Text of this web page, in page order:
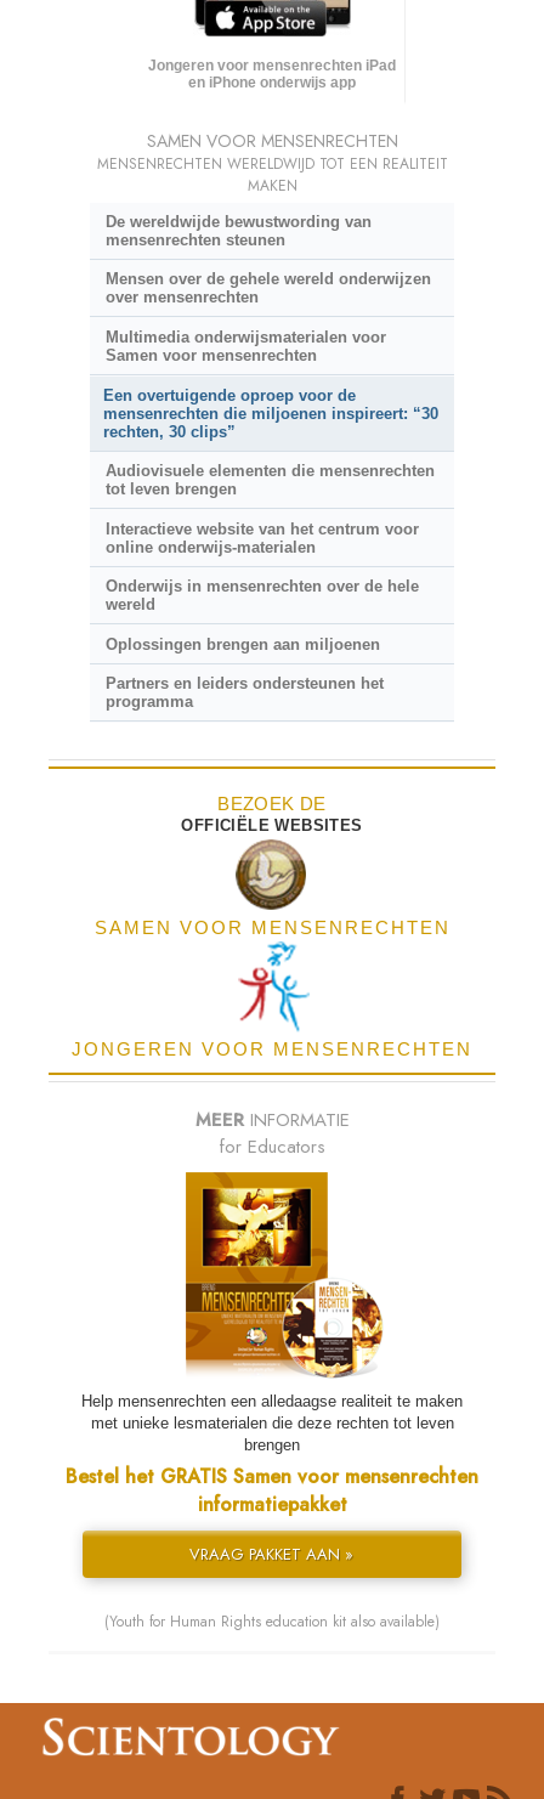
Jongeren voor mensenrechten iPad
en iPhone onderwijs app
SAMEN VOOR MENSENRECHTEN
MENSENRECHTEN WERELDWIJD TOT EEN REALITEIT
MAKEN
De wereldwijde bewustwording van
mensenrechten steunen
Mensen over de gehele wereld onderwijzen
over mensenrechten
Multimedia onderwijsmaterialen voor
Samen voor mensenrechten
Een overtuigende oproep voor de
mensenrechten die miljoenen inspireert: “30
rechten, 30 clips”
Audiovisuele elementen die mensenrechten
tot leven brengen
Interactieve website van het centrum voor
online onderwijs-materialen
Onderwijs in mensenrechten over de hele
wereld
Oplossingen brengen aan miljoenen
Partners en leiders ondersteunen het
programma
BEZOEK DE
OFFICIËLE WEBSITES
SAMEN VOOR MENSENRECHTEN
JONGEREN VOOR MENSENRECHTEN
MEER INFORMATIE
for Educators
Help mensenrechten een alledaagse realiteit te maken
met unieke lesmaterialen die deze rechten tot leven
brengen
Bestel het GRATIS Samen voor mensenrechten
informatiepakket
VRAAG PAKKET AAN »
(Youth for Human Rights education kit also available)